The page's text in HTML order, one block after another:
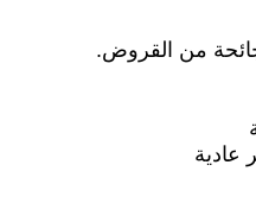
من القروض.
عادية